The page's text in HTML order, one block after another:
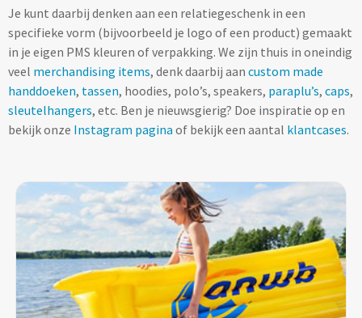
Reistassen bedrukken
Duffeltassen bedrukken
Trolleys bedrukken
Zakelijke tassen
Laptop & Tablet hoezen bedrukken
Laptop rugzakken bedrukken
Documenttassen bedrukken
Handdoeken & Strandlakens
Custom made handdoeken & strandlakens
Give-Aways
Custom made sleutelhangers
Custom made zadelhoesjes
Custom made medailles
Adventskalenders
Kerstmokken & drinkflessen
Kerstknuffels
Kerstmutsen
Kerstkaarsen
Kerstsokken
Kerstgadgets
Natuurliefhebbers
Onderwijs
Personeel & Onboarding
Schoonheidssalons
Tandartsen
Toerisme
Transport
Stanley
Textiel
Textiel
Iqoniq
Home & Living
Home & Living
Jute
Keramiek
Kurk
Organisch katoen
Gerecyclede materialen
Gerecyclede materialen
Gerecycled aluminium
Je kunt daarbij denken aan een relatiegeschenk in een
specifieke vorm (bijvoorbeeld je logo of een product) gemaakt
in je eigen PMS kleuren of verpakking. We zijn thuis in oneindig
veel merchandising items, denk daarbij aan custom made
handdoeken, tassen, hoodies, polo’s, speakers, paraplu’s, caps,
sleutelhangers, etc. Ben je nieuwsgierig? Doe inspiratie op en
bekijk onze Instagram pagina of bekijk een aantal klantcases.